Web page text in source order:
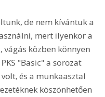
de nem kívántuk a
mert ilyenkor a
közben könnyen
"Basic" a sorozat
és a munkaasztal
köszönhetően